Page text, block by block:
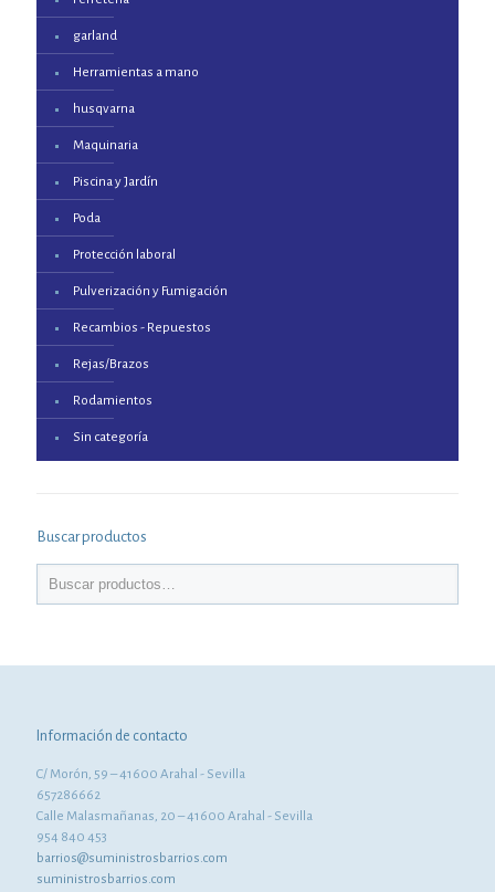
garland
Herramientas a mano
husqvarna
Maquinaria
Piscina y Jardín
Poda
Protección laboral
Pulverización y Fumigación
Recambios - Repuestos
Rejas/Brazos
Rodamientos
Sin categoría
Buscar productos
Información de contacto
C/ Morón, 59 – 41600 Arahal - Sevilla
657286662
Calle Malasmañanas, 20 – 41600 Arahal - Sevilla
954 840 453
barrios@suministrosbarrios.com
suministrosbarrios.com